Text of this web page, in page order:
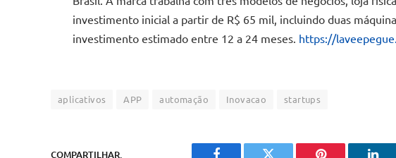
investimento inicial a partir de R$ 65 mil, incluindo duas
investimento estimado entre 12 a 24 meses. https://
aplicativos APP automação Inovacao startups
COMPARTILHAR.